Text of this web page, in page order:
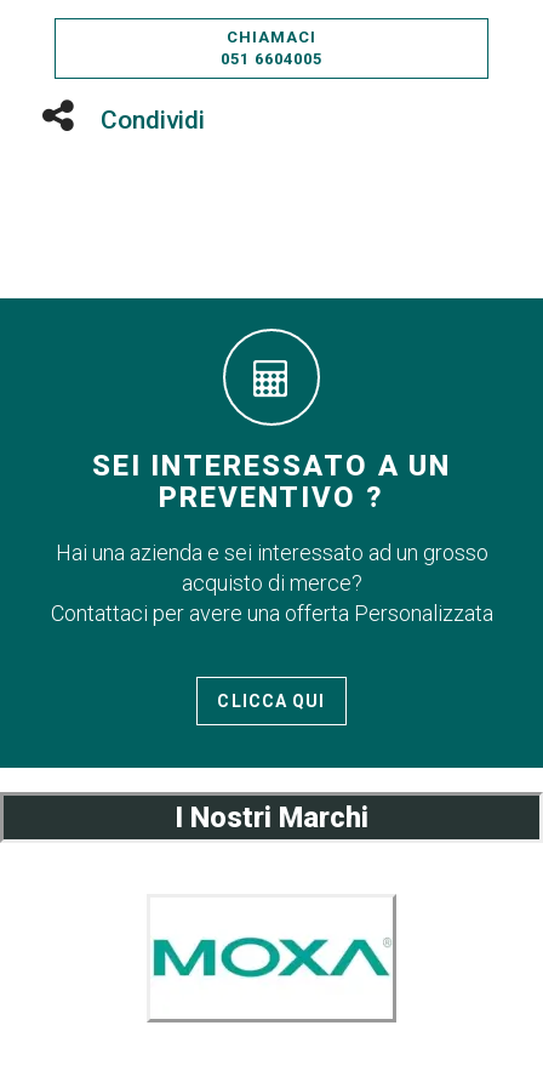
CHIAMACI
051 6604005
Condividi
SEI INTERESSATO A UN
PREVENTIVO ?
Hai una azienda e sei interessato ad un grosso
acquisto di merce?
Contattaci per avere una offerta Personalizzata
CLICCA QUI
I Nostri Marchi